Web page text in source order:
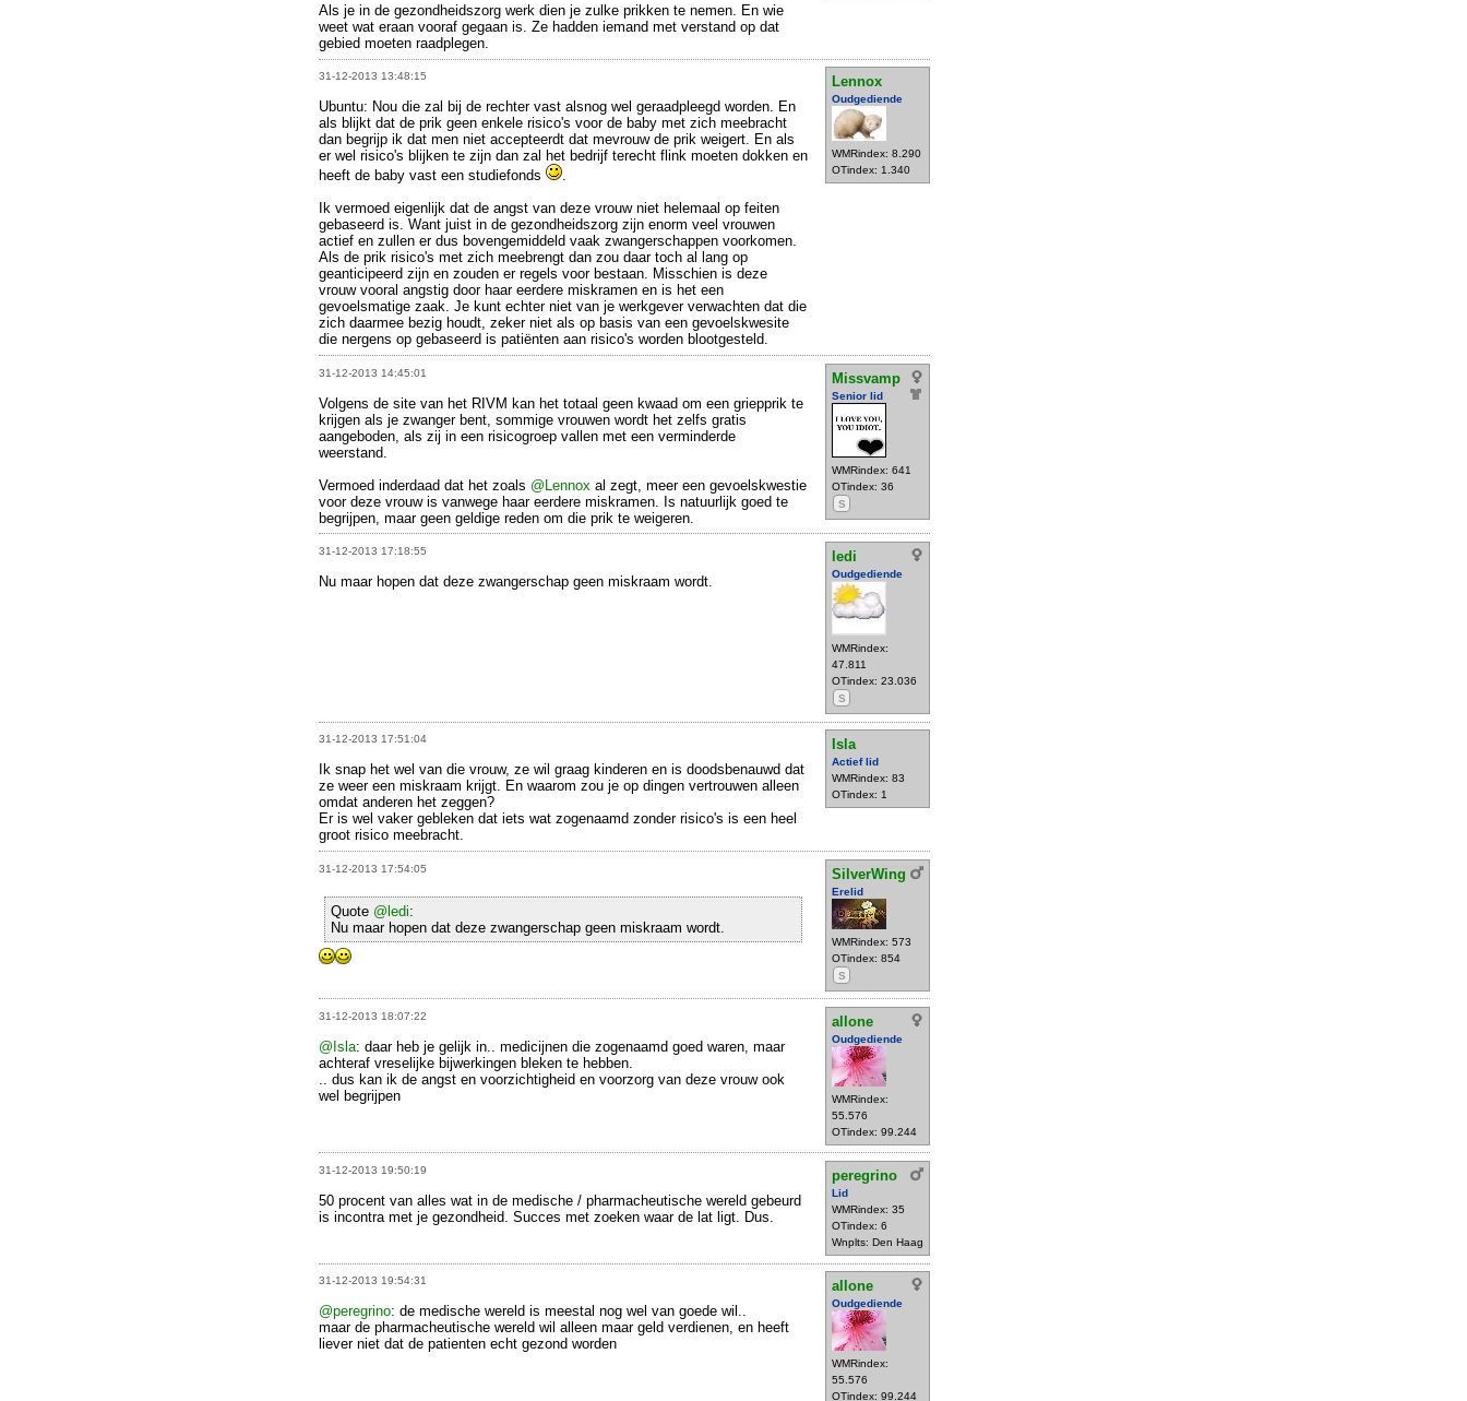
Als je in de gezondheidszorg werk dien je zulke prikken te nemen. En wie
weet wat eraan vooraf gegaan is. Ze hadden iemand met verstand op dat
gebied moeten raadplegen.
31-12-2013 13:48:15 Lennox
Oudgediende
WMRindex: 8.290
OTindex: 1.340
Ubuntu: Nou die zal bij de rechter vast alsnog wel geraadpleegd worden. En
als blijkt dat de prik geen enkele risico's voor de baby met zich meebracht
dan begrijp ik dat men niet accepteerdt dat mevrouw de prik weigert. En als
er wel risico's blijken te zijn dan zal het bedrijf terecht flink moeten dokken en
heeft de baby vast een studiefonds
.
Ik vermoed eigenlijk dat de angst van deze vrouw niet helemaal op feiten
gebaseerd is. Want juist in de gezondheidszorg zijn enorm veel vrouwen
actief en zullen er dus bovengemiddeld vaak zwangerschappen voorkomen.
Als de prik risico's met zich meebrengt dan zou daar toch al lang op
geanticipeerd zijn en zouden er regels voor bestaan. Misschien is deze
vrouw vooral angstig door haar eerdere miskramen en is het een
gevoelsmatige zaak. Je kunt echter niet van je werkgever verwachten dat die
zich daarmee bezig houdt, zeker niet als op basis van een gevoelskwesite
die nergens op gebaseerd is patiënten aan risico's worden blootgesteld.
31-12-2013 14:45:01 Missvamp
Senior lid
WMRindex: 641
OTindex: 36
S
Volgens de site van het RIVM kan het totaal geen kwaad om een griepprik te
krijgen als je zwanger bent, sommige vrouwen wordt het zelfs gratis
aangeboden, als zij in een risicogroep vallen met een verminderde
weerstand.
Vermoed inderdaad dat het zoals @Lennox al zegt, meer een gevoelskwestie
voor deze vrouw is vanwege haar eerdere miskramen. Is natuurlijk goed te
begrijpen, maar geen geldige reden om die prik te weigeren.
31-12-2013 17:18:55 ledi
Oudgediende
WMRindex:
47.811
OTindex: 23.036
S
Nu maar hopen dat deze zwangerschap geen miskraam wordt.
31-12-2013 17:51:04 Isla
Actief lid
WMRindex: 83
OTindex: 1
Ik snap het wel van die vrouw, ze wil graag kinderen en is doodsbenauwd dat
ze weer een miskraam krijgt. En waarom zou je op dingen vertrouwen alleen
omdat anderen het zeggen?
Er is wel vaker gebleken dat iets wat zogenaamd zonder risico's is een heel
groot risico meebracht.
31-12-2013 17:54:05 SilverWing
Erelid
WMRindex: 573
OTindex: 854
S
Quote @ledi:
Nu maar hopen dat deze zwangerschap geen miskraam wordt.
31-12-2013 18:07:22 allone
Oudgediende
WMRindex:
55.576
OTindex: 99.244
@Isla: daar heb je gelijk in.. medicijnen die zogenaamd goed waren, maar
achteraf vreselijke bijwerkingen bleken te hebben.
.. dus kan ik de angst en voorzichtigheid en voorzorg van deze vrouw ook
wel begrijpen
31-12-2013 19:50:19 peregrino
Lid
WMRindex: 35
OTindex: 6
Wnplts: Den Haag
50 procent van alles wat in de medische / pharmacheutische wereld gebeurd
is incontra met je gezondheid. Succes met zoeken waar de lat ligt. Dus.
31-12-2013 19:54:31 allone
Oudgediende
WMRindex:
55.576
OTindex: 99.244
@peregrino: de medische wereld is meestal nog wel van goede wil..
maar de pharmacheutische wereld wil alleen maar geld verdienen, en heeft
liever niet dat de patienten echt gezond worden